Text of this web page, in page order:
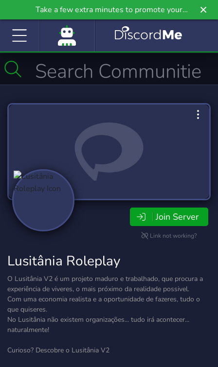
Take a few extra minutes to promote your
community even further on Griv.io, our newest
Join Server
Link not working?
Lusitânia Roleplay
O Lusitânia V2 é um projeto maduro e trabalhado, que procura a
experiência de viveres, o mais próximo da realidade possivel.
Com uma economia realista e a oportunidade de fazeres, tudo o
que quiseres.
No Lusitânia não existem organizações... tudo irá acontecer...
naturalmente!
Curioso? Descobre o Lusitânia V2